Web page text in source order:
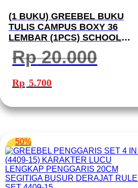
(1 BUKU) GREEBEL BUKU
TULIS CAMPUS BOXY 36
LEMBAR (1PCS) SCHOOL
BOOK B5 36-12 I BUKU TULIS
GREEBEL
Rp20.000
Harga
aslinya
adalah:
Rp 5.700ini
50%